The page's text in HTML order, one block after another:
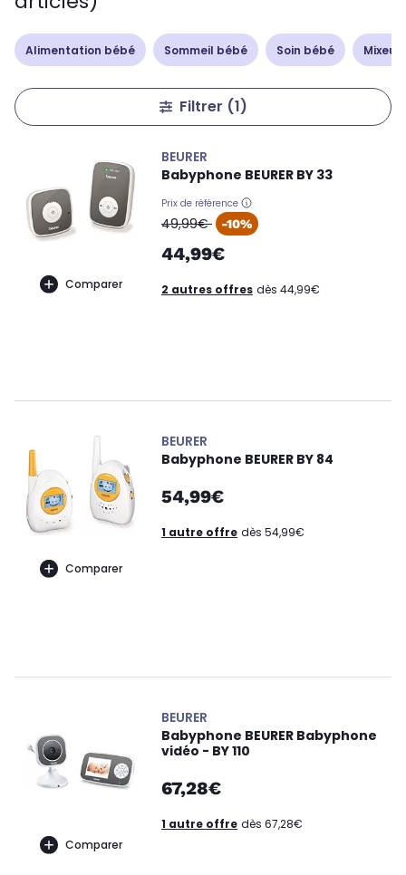
Alimentation bébé Sommeil bébé Soin bébé Mixeur
Filtrer (1)
Comparer
BEURER
Babyphone BEURER BY 33
Prix de référence
oldPrice
49,99€ -10%
44,99€
2 autres offres dès 44,99€
Comparer
BEURER
Babyphone BEURER BY 84
54,99€
1 autre offre dès 54,99€
Comparer
BEURER
Babyphone BEURER Babyphone
vidéo - BY 110
67,28€
1 autre offre dès 67,28€